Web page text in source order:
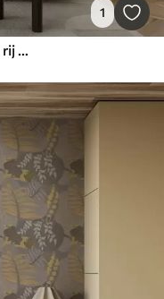
1
Behang Grijsgroene strepen met een rij cirkels in het midden